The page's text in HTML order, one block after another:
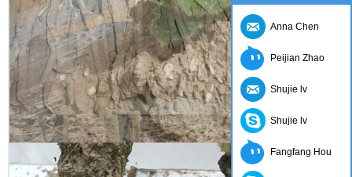
Anna Chen
Peijian Zhao
Shujie lv
Shujie lv
Fangfang Hou